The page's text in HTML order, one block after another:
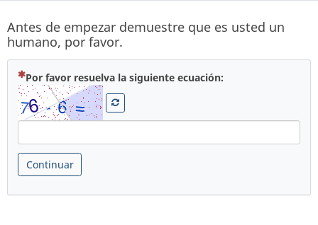
Antes de empezar demuestre que es usted un
humano, por favor.
Por favor resuelva la siguiente ecuación:
Continuar